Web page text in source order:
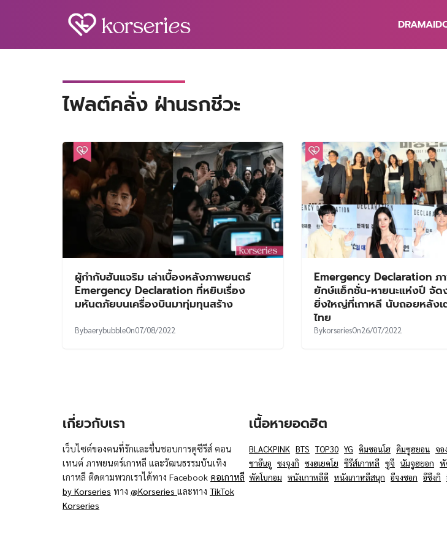
DRAMA
ไฟลต์คลั่ง ฝ่านรกชีวะ
ผู้กำกับฮันแจริม เล่าเบื้องหลังภาพยนตร์
Emergency Declaration ที่หยิบเรื่อง
มหันตภัยบนเครื่องบินมาทุ่มทุนสร้าง
BybaerybubbleOn07/08/2022
Emergency Declaration
ยักษ์แอ็กชั่น-หายนะแห่งปี จั
ยิ่งใหญ่ที่เกาหลี นับถอยหลังเ
ไทย
BykorseriesOn26/07/2022
เกี่ยวกับเรา
เว็บไซต์ของคนที่รักและชื่นชอบการดูซีรีส์ คอน
เทนต์ ภาพยนตร์เกาหลี และวัฒนธรรมบันเทิง
เกาหลี ติดตามพวกเราได้ทาง Facebook คอเกาหลี
by Korseries ทาง @Korseries และทาง TikTok
Korseries
เนื้อหายอดฮิต
BLACKPINK BTS TOP30 YG คิมซอนโฮ คิมซูฮยอน จอ
ชาอึนอู ซงจุงกิ ซงฮเยคโย ซีรีส์เกาหลี ซูจี นัมจูฮยอก พั
พัคโบกอม หนังเกาหลีดี หนังเกาหลีสนุก อีจงซอก อีซึงกิ